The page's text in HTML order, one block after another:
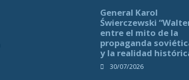
General Karol
Świerczewski
entre el mito de la
propaganda
y la realidad
30/07/2026